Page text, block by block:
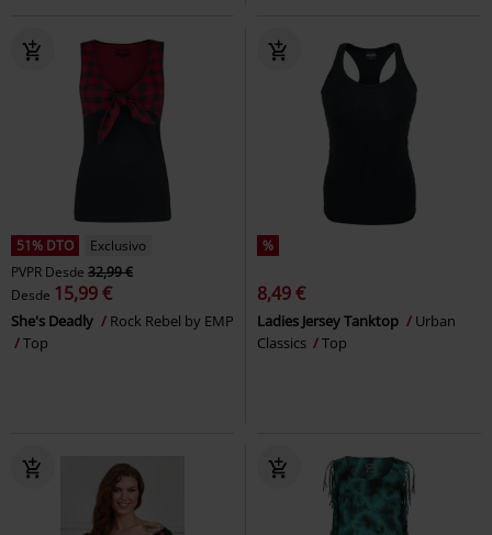
51% DTO
Exclusivo
PVPR Desde 32,99 €
Desde 15,99 €
She's Deadly
Rock Rebel by EMP
Top
%
8,49 €
Ladies Jersey Tanktop
Urban
Classics
Top